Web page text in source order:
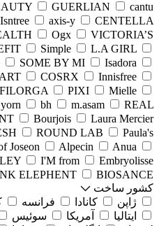
GUERLIAN
cantu
Isntree axis-y
CENTELLA
Ogx
VICTORIA’S
Simple
L.A GIRL
SOME BY MI
Isadora
COSRX
Innisfree
FILORGA PIXI
Mielle
yorn bh m.asam
REAL
Bourjois
Laura Mercier
ROUND LAB
Paula's
Joseon Alpecin
Anua
I'M from
Embryolisse
ELEPHENT
BIOSANCE
کشور ساخت
ژاپن
کانادا فرانسه
ایتالیا
آمریکا سوئیس